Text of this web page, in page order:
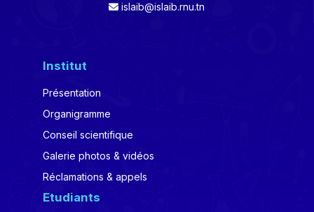
islaib@islaib.rnu.tn
Institut
Présentation
Organigramme
Conseil scientifique
Galerie photos & vidéos
Réclamations & appels
Etudiants